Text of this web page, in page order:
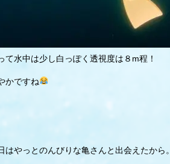
水中は少し白っぽく透視度は８m程！
かですね
やっとのんびりな亀さんと出会えたから。